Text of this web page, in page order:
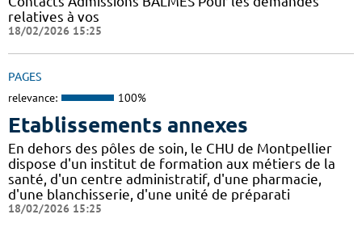
relatives à vos
18/02/2026 15:25
PAGES
relevance: 100%
Etablissements annexes
En dehors des pôles de soin, le CHU de Montpellier
dispose d'un institut de formation aux métiers de la
santé, d'un centre administratif, d'une pharmacie,
d'une blanchisserie, d'une unité de préparati
18/02/2026 15:25